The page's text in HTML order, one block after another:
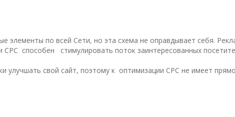
по всей Сети, но эта схема не оправдывает себя.
способен стимулировать поток заинтересованных
улучшать свой сайт, поэтому к оптимизации CPC не имеет